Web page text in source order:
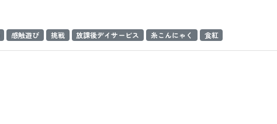
感触遊び 挑戦 放課後デイサービス 糸こんにゃく 食紅